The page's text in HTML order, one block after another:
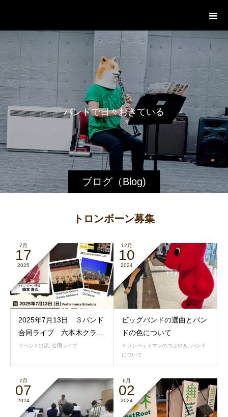
ブログ（Blog)
バンドで日々おきている日常
トロンボーン募集
7月
17
2025
2025年7月13日 ３バンド
合同ライブ 六本木クラ...
イベント出演, 合同ライブ
12月
10
2024
ビッグバンドの選曲とバン
ドの色について
トランペットマンのつぶやき , バンド
について
7月
07
2024
6月
02
2024